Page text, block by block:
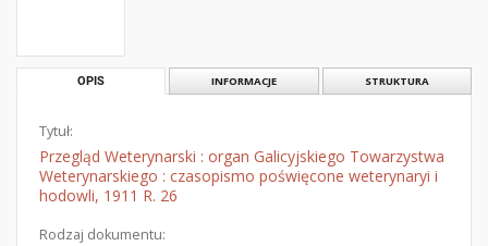
OPIS INFORMACJE STRUKTURA
Tytuł:
Przegląd Weterynarski : organ Galicyjskiego Towarzystwa
Weterynarskiego : czasopismo poświęcone weterynaryi i
hodowli, 1911 R. 26
Rodzaj dokumentu: